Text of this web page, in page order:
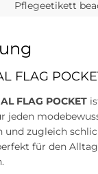
Pflegeetikett
FLAG
FLAG POCKET
jeden
und zugleich
für den